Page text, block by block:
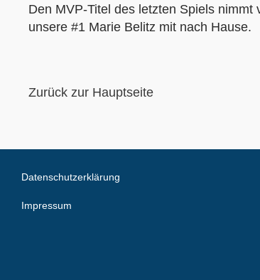
Den MVP-Titel des letzten Spiels
unsere #1 Marie Belitz mit nach Hause.
Zurück zur Hauptseite
Datenschutzerklärung
Impressum